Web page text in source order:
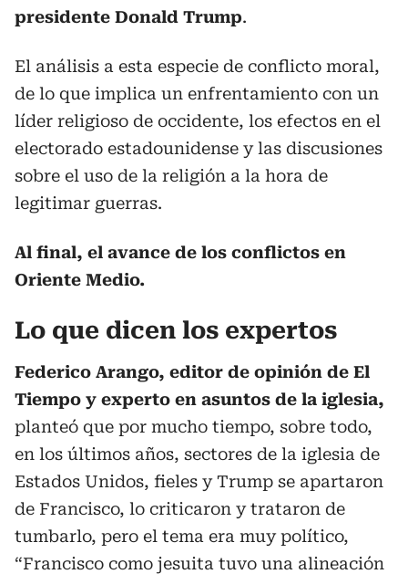
presidente Donald Trump.
El análisis a esta especie de conflicto moral,
de lo que implica un enfrentamiento con un
líder religioso de occidente, los efectos en el
electorado estadounidense y las discusiones
sobre el uso de la religión a la hora de
legitimar guerras.
Al final, el avance de los conflictos en
Oriente Medio.
Lo que dicen los expertos
Federico Arango, editor de opinión de El
Tiempo y experto en asuntos de la iglesia,
planteó que por mucho tiempo, sobre todo,
en los últimos años, sectores de la iglesia de
Estados Unidos, fieles y Trump se apartaron
de Francisco, lo criticaron y trataron de
tumbarlo, pero el tema era muy político,
“Francisco como jesuita tuvo una alineación